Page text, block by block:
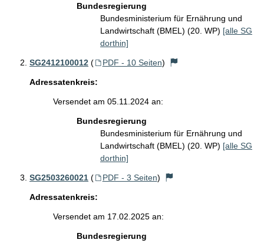
Bundesregierung
Bundesministerium für Ernährung und
Landwirtschaft (BMEL) (20. WP) [alle SG
dorthin]
SG2412100012 ( PDF - 10 Seiten)
Adressatenkreis:
Versendet am 05.11.2024 an:
Bundesregierung
Bundesministerium für Ernährung und
Landwirtschaft (BMEL) (20. WP) [alle SG
dorthin]
SG2503260021 ( PDF - 3 Seiten)
Adressatenkreis:
Versendet am 17.02.2025 an:
Bundesregierung